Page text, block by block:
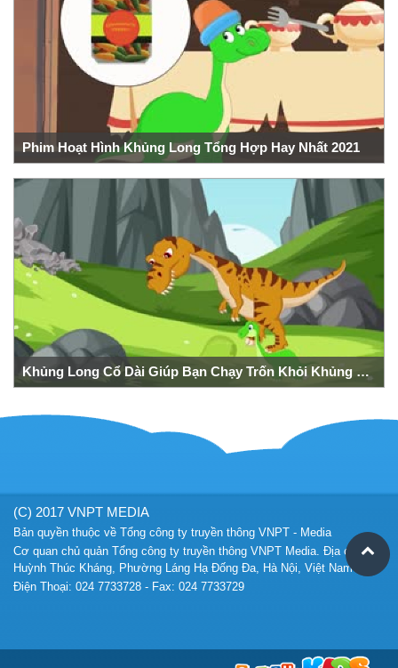
Phim Hoạt Hình Khủng Long Tổng Hợp Hay Nhất 2021
Khủng Long Cổ Dài Giúp Bạn Chạy Trốn Khỏi Khủng Long Bạo Chúa
(C) 2017 VNPT MEDIA
Bản quyền thuộc về Tổng công ty truyền thông VNPT - Media
Cơ quan chủ quản Tổng công ty truyền thông VNPT Media. Địa chỉ 57A
Huỳnh Thúc Kháng, Phường Láng Hạ Đống Đa, Hà Nội, Việt Nam
Điện Thoại: 024 7733728 - Fax: 024 7733729